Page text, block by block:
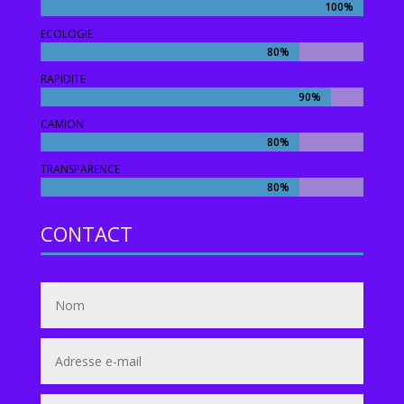
100%
100%
ECOLOGIE
80%
80%
RAPIDITE
90%
90%
CAMION
80%
80%
TRANSPARENCE
80%
80%
CONTACT